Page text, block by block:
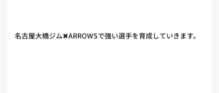
名古屋大橋ジム✖︎ARROWSで強い選手を育成していきます。